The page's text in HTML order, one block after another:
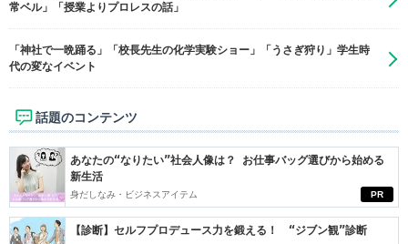
常ベル」「授業よりプロレスの話」
「神社で一晩踊る」「校長先生の化学実験ショー」「うさぎ狩り」学生時
代の変なイベント
話題のコンテンツ
PR
あなたの“なりたい”社会人像は？ お仕事バッグ選びから始める
新生活
身だしなみ・ビジネスアイテム
【診断】セルフプロデュース力を鍛える！ “ジブン観”診断